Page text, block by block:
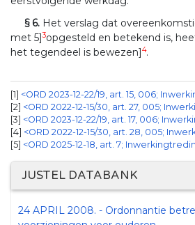
§ 6. Het verslag dat
met 5]3opgesteld en betekend is,
het tegendeel is bewezen]4.
1 <ORD 2023-12-22/19, art. 15, 006;
2 <ORD 2022-12-15/30, art. 27, 005;
3 <ORD 2023-12-22/19, art. 17, 006;
4 <ORD 2022-12-15/30, art. 28, 005;
[5] <ORD 2025-12-18, art. 7;
JUSTEL DATABANK
24 APRIL 2008. - Ordonnantie